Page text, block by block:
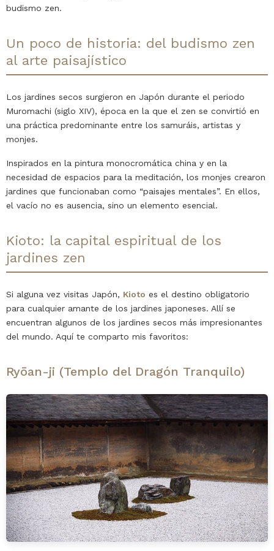
budismo zen.
Un poco de historia: del budismo zen
al arte paisajístico
Los jardines secos surgieron en Japón durante el periodo
Muromachi (siglo XIV), época en la que el zen se convirtió en
una práctica predominante entre los samuráis, artistas y
monjes.
Inspirados en la pintura monocromática china y en la
necesidad de espacios para la meditación, los monjes crearon
jardines que funcionaban como “paisajes mentales”. En ellos,
el vacío no es ausencia, sino un elemento esencial.
Kioto: la capital espiritual de los
jardines zen
Si alguna vez visitas Japón, Kioto es el destino obligatorio
para cualquier amante de los jardines japoneses. Allí se
encuentran algunos de los jardines secos más impresionantes
del mundo. Aquí te comparto mis favoritos:
Ryōan-ji (Templo del Dragón Tranquilo)